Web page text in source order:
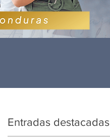
Entradas destacadas